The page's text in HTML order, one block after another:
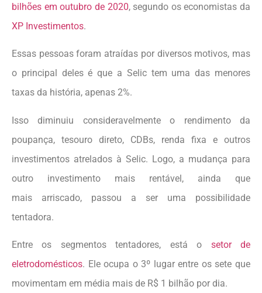
bilhões em outubro de 2020, segundo os economistas da
XP Investimentos.
Essas pessoas foram atraídas por diversos motivos, mas
o principal deles é que a Selic tem uma das menores
taxas da história, apenas 2%.
Isso diminuiu consideravelmente o rendimento da
poupança, tesouro direto, CDBs, renda fixa e outros
investimentos atrelados à Selic. Logo, a mudança para
outro investimento mais rentável, ainda que
mais arriscado, passou a ser uma possibilidade
tentadora.
Entre os segmentos tentadores, está o setor de
eletrodomésticos. Ele ocupa o 3º lugar entre os sete que
movimentam em média mais de R$ 1 bilhão por dia.